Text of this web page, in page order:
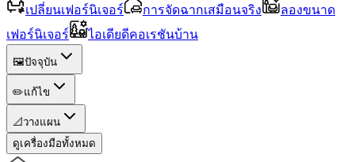
เปลี่ยนเฟอร์นิเจอร์ การจัดฉากเสมือนจริง
ลองขนาด
เฟอร์นิเจอร์
ไอเดียดีคอเรชันบ้าน
🖼️ปัจจุบัน
✏️แก้ไข
📐วางแผน
ดูเครื่องมือทั้งหมด